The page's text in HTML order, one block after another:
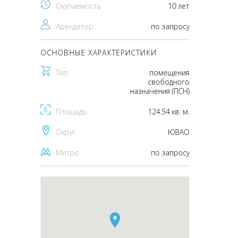
Окупаемость 10 лет
Арендатор по запросу
ОСНОВНЫЕ ХАРАКТЕРИСТИКИ
Тип
помещения
свободного
назначения (ПСН)
Площадь 124.54 кв. м.
Округ ЮВАО
Метро по запросу